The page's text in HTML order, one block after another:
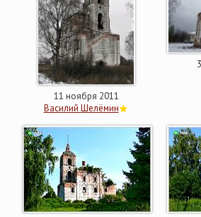
11 ноября 2011
Василий Шелёмин